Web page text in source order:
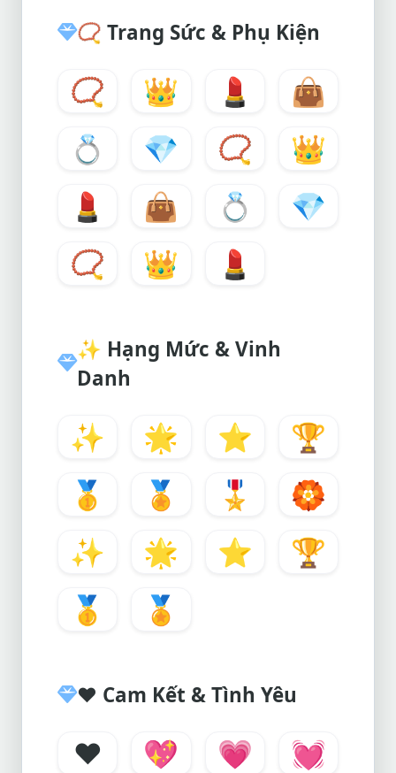
📿 Trang Sức & Phụ Kiện
📿 👑 💄
👜
💍
💎 📿
👑
💄
👜 💍
💎
📿
👑 💄
✨ Hạng Mức & Vinh
Danh
✨ 🌟 ⭐
🏆
🥇
🏅 🎖️
🏵️
✨
🌟 ⭐
🏆
🥇
🏅
❤️ Cam Kết & Tình Yêu
❤️ 💖 💗
💓